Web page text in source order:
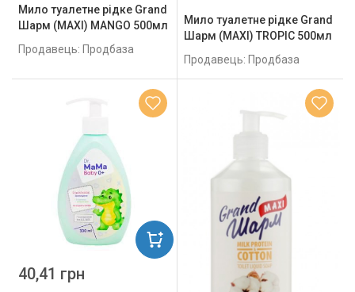
Мило туалетне рідке Grand
Шарм (MAXI) MANGO 500мл
Продавець: Продбаза
Мило туалетне рідке Grand
Шарм (MAXI) TROPIC 500мл
Продавець: Продбаза
40,41 грн